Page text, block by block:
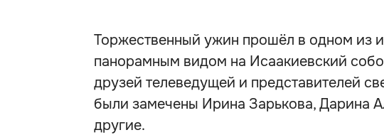
Торжественный ужин прошёл в одном из
панорамным видом на Исаакиевский
друзей телеведущей и представителей
были замечены Ирина Зарькова, Дарина
другие.